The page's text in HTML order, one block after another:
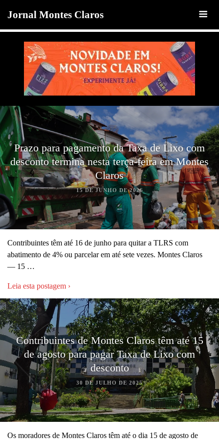
Jornal Montes Claros
Prazo para pagamento da Taxa de Lixo com
desconto termina nesta terça-feira em Montes
Claros
15 DE JUNHO DE 2026
Contribuintes têm até 16 de junho para quitar a TLRS com
abatimento de 4% ou parcelar em até sete vezes. Montes Claros
— 15 …
Leia esta postagem ›
Contribuintes de Montes Claros têm até 15
de agosto para pagar Taxa de Lixo com
desconto
30 DE JULHO DE 2025
Os moradores de Montes Claros têm até o dia 15 de agosto de